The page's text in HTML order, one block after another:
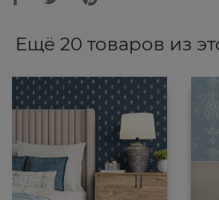
Ещё 20 товаров из